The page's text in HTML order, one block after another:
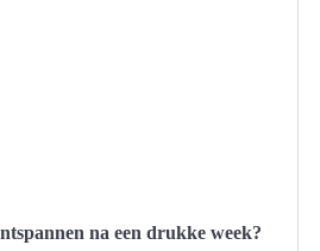
na een drukke week?